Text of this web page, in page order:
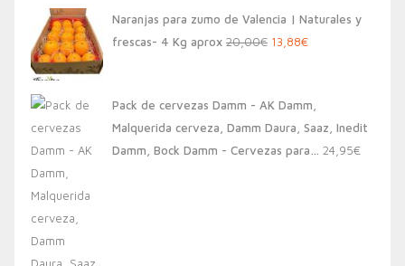
Naranjas para zumo de Valencia | Naturales y
frescas- 4 Kg aprox 20,00€ El
era:
20,00€.
13,88€El
es:
13,88€.
Pack de cervezas Damm - AK Damm,
Malquerida cerveza, Damm Daura, Saaz, Inedit
Damm, Bock Damm - Cervezas para… 24,95€